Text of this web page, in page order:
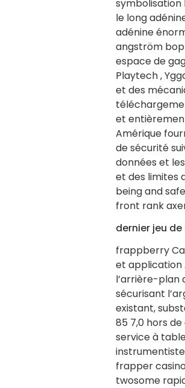
symbolisation
le long
adénine
angström bop
espace de
Playtech ,
et des
et
Amérique
de sécurité
données et
et des limites
being and
front rank
dernier jeu
frappberry
et application
l’arrière-plan
sécurisant
existant,
85 7,0 hors
service à
frapper
twosome